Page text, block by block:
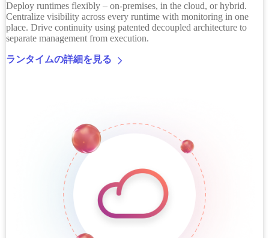
Deploy runtimes flexibly – on-premises, in the cloud, or hybrid.
Centralize visibility across every runtime with monitoring in one
place. Drive continuity using patented decoupled architecture to
separate management from execution.
ランタイムの詳細を見る